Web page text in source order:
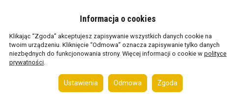
15 g ( 364,67 zł / 1 kg )
Do koszyka
10 g ( 205,00 zł / 1 kg )
Do koszyka
Informacja o cookies
Klikając “Zgoda” akceptujesz zapisywanie wszystkich danych cookie na
twoim urządzeniu. Kliknięcie “Odmowa” oznacza zapisywanie tylko danych
niezbędnych do funkcjonowania strony. Więcej informacji o cookie w polityce
prywatności
Ustawienia Odmowa Zgoda